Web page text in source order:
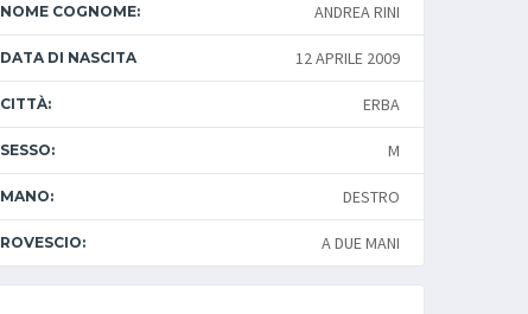
NOME COGNOME: ANDREA RINI
DATA DI NASCITA 12 APRILE 2009
CITTÀ: ERBA
SESSO: M
MANO: DESTRO
ROVESCIO: A DUE MANI